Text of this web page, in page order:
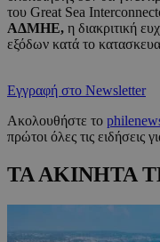
του Great Sea
ΑΔΜΗΕ, η διακριτική
εξόδων κατά το
Εγγραφή στο Newsletter
Ακολουθήστε το
πρώτοι όλες τις ειδήσεις
ΤΑ ΑΚΙΝΗΤΑ